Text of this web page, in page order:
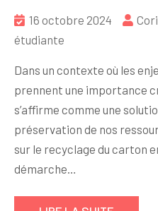
16 octobre 2024
étudiante
Dans un contexte où les
prennent une importance
s’affirme comme une
préservation de nos
sur le recyclage du carton
démarche…